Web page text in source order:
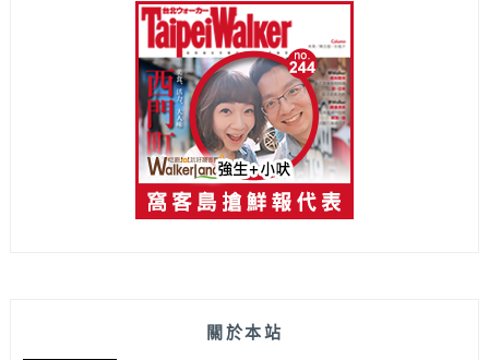
關於本站